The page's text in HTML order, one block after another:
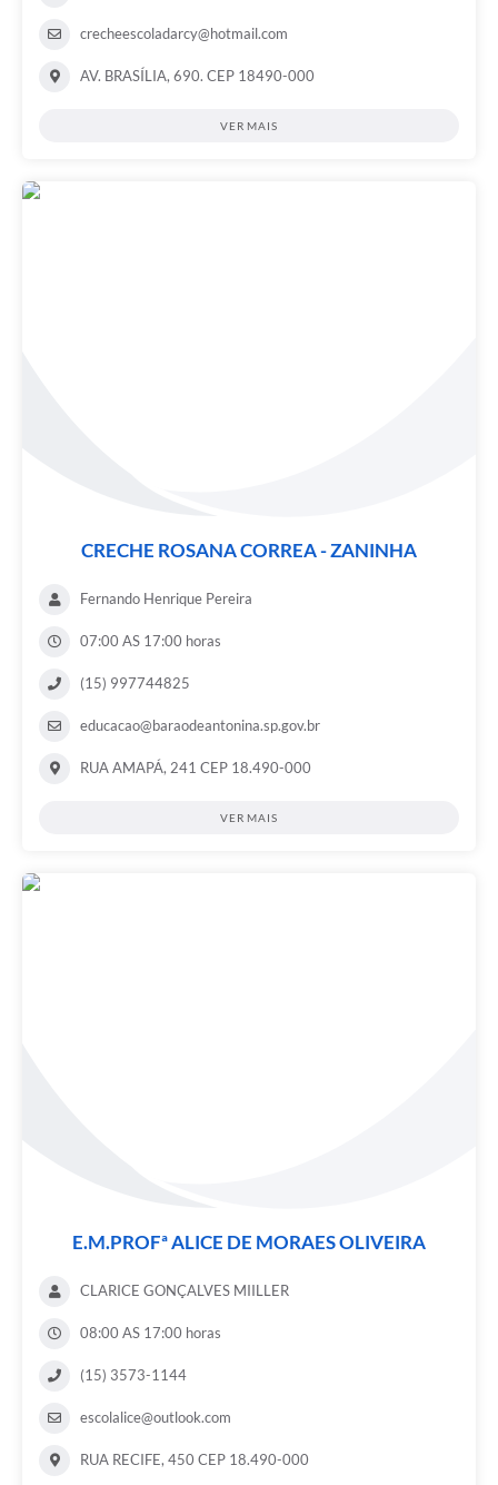
crecheescoladarcy@hotmail.com
AV. BRASÍLIA, 690. CEP 18490-000
VER MAIS
CRECHE ROSANA CORREA - ZANINHA
Fernando Henrique Pereira
07:00 AS 17:00 horas
(15) 997744825
educacao@baraodeantonina.sp.gov.br
RUA AMAPÁ, 241 CEP 18.490-000
VER MAIS
E.M.PROFª ALICE DE MORAES OLIVEIRA
CLARICE GONÇALVES MIILLER
08:00 AS 17:00 horas
(15) 3573-1144
escolalice@outlook.com
RUA RECIFE, 450 CEP 18.490-000